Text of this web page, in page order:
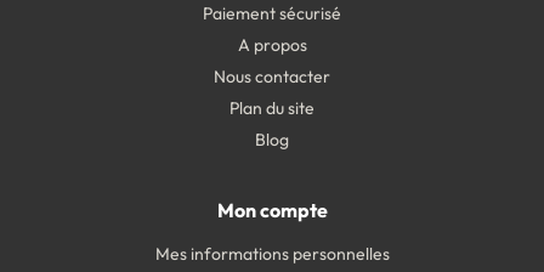
Paiement sécurisé
A propos
Nous contacter
Plan du site
Blog
Mon compte
Mes informations personnelles